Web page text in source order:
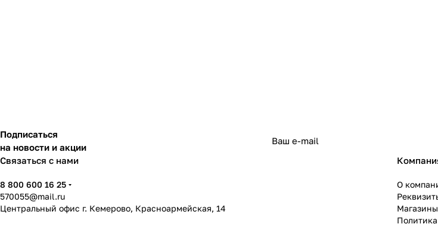
Подписаться
на новости и акции
Связаться с нами
8 800 600 16 25
570055@mail.ru
Центральный офис г. Кемерово, Красноармейская, 14
О
Магазины
Политика